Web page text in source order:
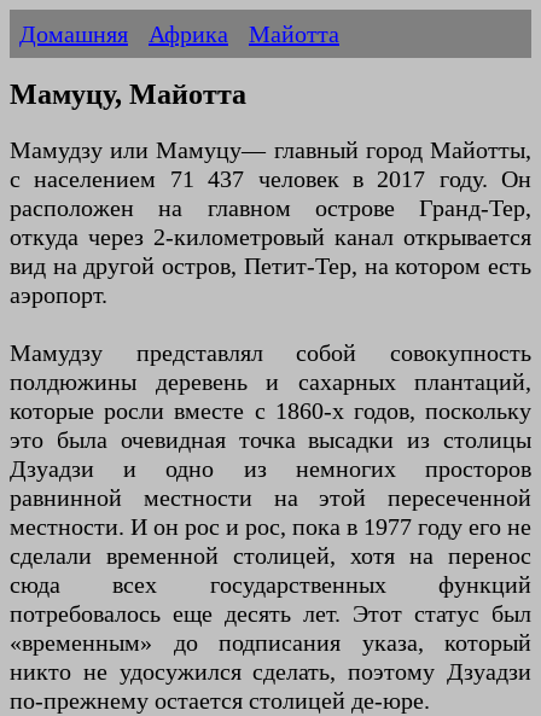
Домашняя Африка Майотта
Мамуцу, Майотта
Мамудзу или Мамуцу— главный город Майотты,
с населением 71 437 человек в 2017 году. Он
расположен на главном острове Гранд-Тер,
откуда через 2-километровый канал открывается
вид на другой остров, Петит-Тер, на котором есть
аэропорт.
Мамудзу представлял собой совокупность
полдюжины деревень и сахарных плантаций,
которые росли вместе с 1860-х годов, поскольку
это была очевидная точка высадки из столицы
Дзуадзи и одно из немногих просторов
равнинной местности на этой пересеченной
местности. И он рос и рос, пока в 1977 году его не
сделали временной столицей, хотя на перенос
сюда всех государственных функций
потребовалось еще десять лет. Этот статус был
«временным» до подписания указа, который
никто не удосужился сделать, поэтому Дзуадзи
по-прежнему остается столицей де-юре.